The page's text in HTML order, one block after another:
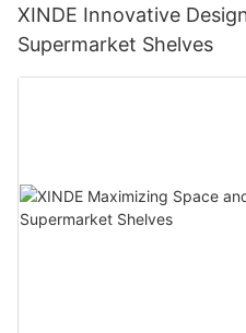
XINDE Innovative
Supermarket Shelves